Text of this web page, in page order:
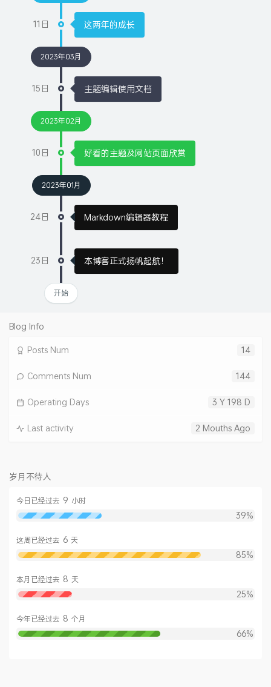
11日 这两年的成长
2023年03月
15日 主题编辑使用文档
2023年02月
10日 好看的主题及网站页面欣赏
2023年01月
24日 Markdown编辑器教程
23日 本博客正式扬帆起航！
开始
Blog Info
14
Posts Num
144
Comments Num
3 Y 198 D
Operating Days
2 Mouths Ago
Last activity
岁月不待人
今日已经过去 9 小时
39%
这周已经过去 6 天
85%
本月已经过去 8 天
25%
今年已经过去 8 个月
66%